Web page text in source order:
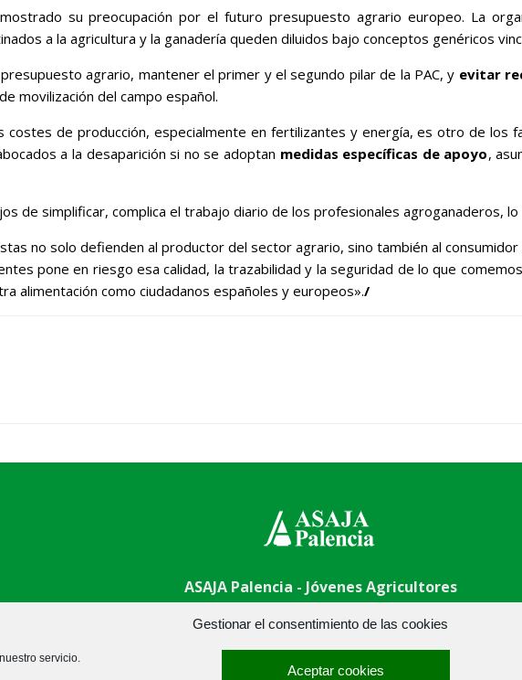
Gestionar el consentimiento de las cookies
servicio.
Aceptar cookies
mostrado su preocupación por el futuro presupuesto agrario europeo. La
a la agricultura y la ganadería queden diluidos bajo conceptos genéricos
agrario, mantener el primer y el segundo pilar de la PAC, y evitar
movilización del campo español.
costes de producción, especialmente en fertilizantes y energía, es otro de los
a la desaparición si no se adoptan medidas específicas de apoyo,
de simplificar, complica el trabajo diario de los profesionales agroganaderos,
no solo defienden al productor del sector agrario, sino también al
pone en riesgo esa calidad, la trazabilidad y la seguridad de lo que
alimentación como ciudadanos españoles y europeos»./
ASAJA Palencia - Jóvenes Agricultores